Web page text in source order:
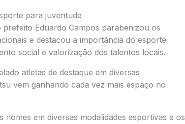
para juventude
Eduardo Campos parabenizou os
e destacou a importância do esporte
social e valorização dos talentos locais.
atletas de destaque em diversas
vem ganhando cada vez mais espaço no
nomes em diversas modalidades esportivas e os